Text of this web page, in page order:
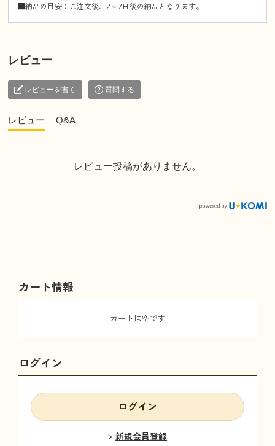
■納品の目安：ご注文後、2～7日後の納品となります。
レビュー
レビューを書く 質問する
レビュー Q&A
レビュー投稿がありません。
カート情報
カートは空です
ログイン
ログイン
新規会員登録